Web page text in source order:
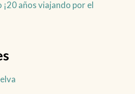
años viajando por el